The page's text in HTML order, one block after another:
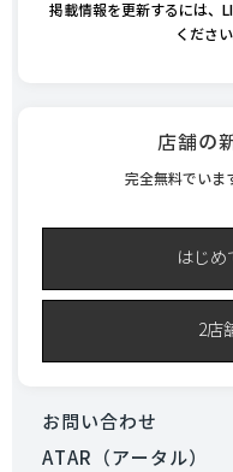
掲載情報を更新するには、
ください
店舗の
完全無料でいま
はじめ
2店
お問い合わせ
ATAR（アータル）